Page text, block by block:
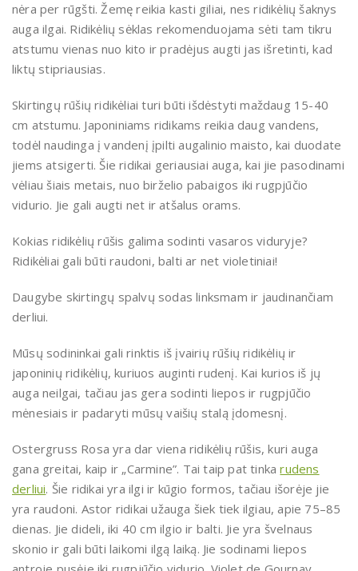
nėra per rūgšti. Žemę reikia kasti giliai, nes ridikėlių šaknys
auga ilgai. Ridikėlių sėklas rekomenduojama sėti tam tikru
atstumu vienas nuo kito ir pradėjus augti jas išretinti, kad
liktų stipriausias.
Skirtingų rūšių ridikėliai turi būti išdėstyti maždaug 15-40
cm atstumu. Japoniniams ridikams reikia daug vandens,
todėl naudinga į vandenį įpilti augalinio maisto, kai duodate
jiems atsigerti. Šie ridikai geriausiai auga, kai jie pasodinami
vėliau šiais metais, nuo birželio pabaigos iki rugpjūčio
vidurio. Jie gali augti net ir atšalus orams.
Kokias ridikėlių rūšis galima sodinti vasaros viduryje?
Ridikėliai gali būti raudoni, balti ar net violetiniai!
Daugybe skirtingų spalvų sodas linksmam ir jaudinančiam
derliui.
Mūsų sodininkai gali rinktis iš įvairių rūšių ridikėlių ir
japoninių ridikėlių, kuriuos auginti rudenį. Kai kurios iš jų
auga neilgai, tačiau jas gera sodinti liepos ir rugpjūčio
mėnesiais ir padaryti mūsų vaišių stalą įdomesnį.
Ostergruss Rosa yra dar viena ridikėlių rūšis, kuri auga
gana greitai, kaip ir „Carmine”. Tai taip pat tinkarudens
derliui. Šie ridikai yra ilgi ir kūgio formos, tačiau išorėje jie
yra raudoni. Astor ridikai užauga šiek tiek ilgiau, apie 75–85
dienas. Jie dideli, iki 40 cm ilgio ir balti. Jie yra švelnaus
skonio ir gali būti laikomi ilgą laiką. Jie sodinami liepos